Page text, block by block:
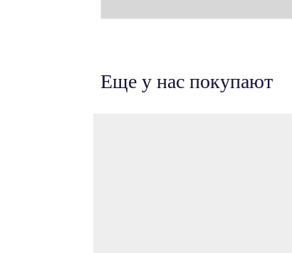
Еще у нас покупают